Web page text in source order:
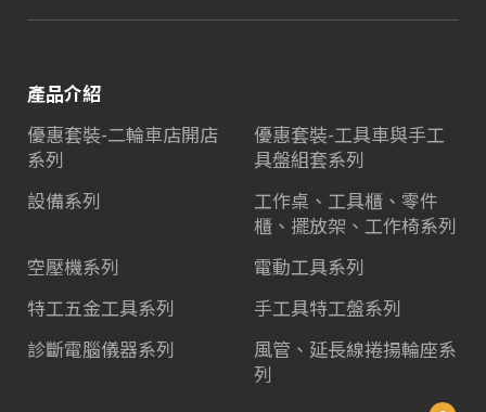
產品介紹
優惠套裝-二輪車店開店
系列
優惠套裝-工具車與手工
具盤組套系列
設備系列
工作桌、工具櫃、零件
櫃、擺放架、工作椅系列
空壓機系列
電動工具系列
特工五金工具系列
手工具特工盤系列
診斷電腦儀器系列
風管、延長線捲揚輪座系
列